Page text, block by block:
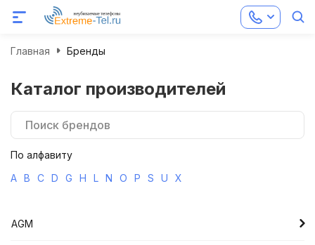
Главная Бренды
Каталог производителей
По алфавиту
A B C D G H L N O P S U X
AGM